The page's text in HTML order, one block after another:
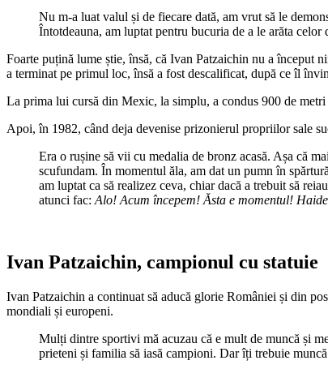
Nu m-a luat valul și de fiecare dată, am vrut să le
Întotdeauna, am luptat pentru bucuria de a le arăta
Foarte puțină lume știe, însă, că Ivan Patzaichin nu a început
a terminat pe primul loc, însă a fost descalificat, după ce îl
La prima lui cursă din Mexic, la simplu, a condus 900 de
Apoi, în 1982, când deja devenise prizonierul propriilor sale
Era o rușine să vii cu medalia de bronz acasă. Așa că
scufundam. În momentul ăla, am dat un pumn în
am luptat ca să realizez ceva, chiar dacă a trebuit să
atunci fac: Alo! Acum începem! Ăsta e momentul!
Ivan Patzaichin, campionul cu statuie
Ivan Patzaichin a continuat să aducă glorie României și din
mondiali și europeni.
Mulți dintre sportivi mă acuzau că e mult de muncă și
prieteni și familia să iasă campioni. Dar îți trebuie